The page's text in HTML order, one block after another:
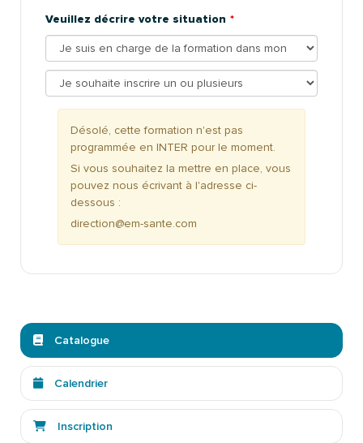
Veuillez décrire votre situation
Désolé, cette formation n'est pas
programmée en INTER pour le moment.
Si vous souhaitez la mettre en place, vous
pouvez nous écrivant à l'adresse ci-
dessous :
direction@em-sante.com
Catalogue
Calendrier
Inscription